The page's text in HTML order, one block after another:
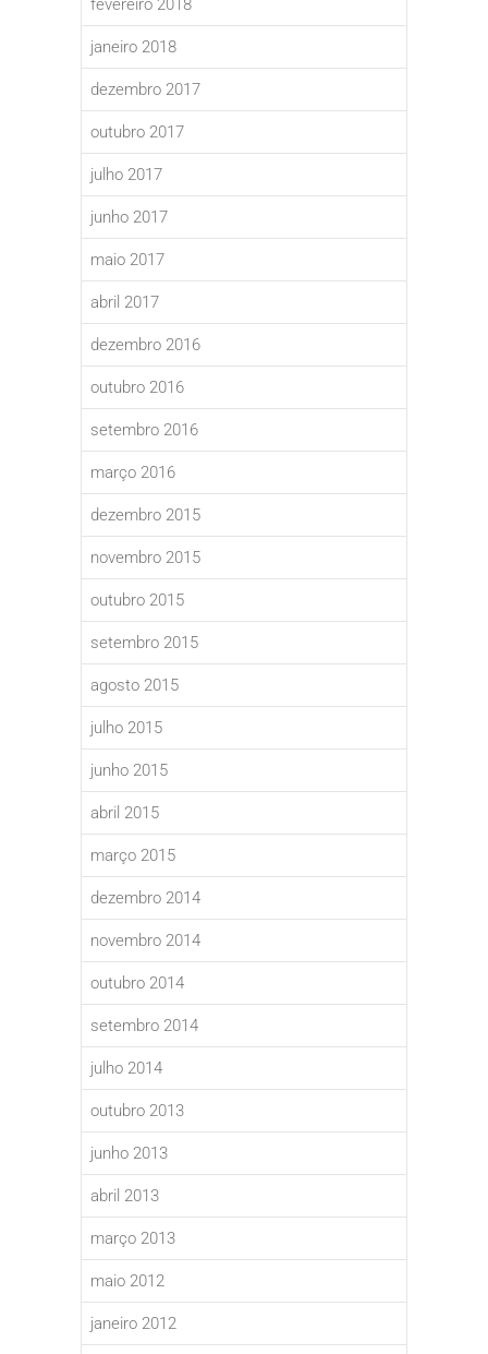
fevereiro 2018
janeiro 2018
dezembro 2017
outubro 2017
julho 2017
junho 2017
maio 2017
abril 2017
dezembro 2016
outubro 2016
setembro 2016
março 2016
dezembro 2015
novembro 2015
outubro 2015
setembro 2015
agosto 2015
julho 2015
junho 2015
abril 2015
março 2015
dezembro 2014
novembro 2014
outubro 2014
setembro 2014
julho 2014
outubro 2013
junho 2013
abril 2013
março 2013
maio 2012
janeiro 2012